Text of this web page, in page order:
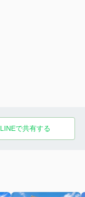
LINEで共有する